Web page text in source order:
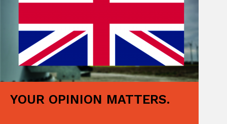
YOUR OPINION MATTERS.